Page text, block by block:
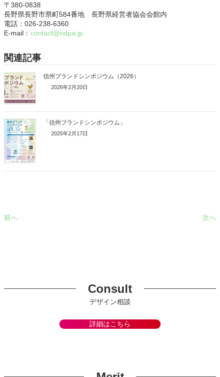
〒380-0838
長野県長野市県町584番地 長野県経営者協会会館内
電話：026-238-6360
E-mail： contact@ndpa.jp
関連記事
信州ブランドシンポジウム（2026）
2026年2月20日
「信州ブランドシンポジウム」
2025年2月17日
前へ 次へ
Consult
デザイン相談
詳細はこちら